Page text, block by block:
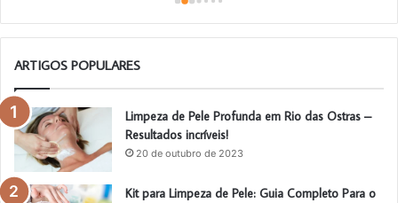
ARTIGOS POPULARES
Limpeza de Pele Profunda em Rio das Ostras –
Resultados incríveis!
20 de outubro de 2023
Kit para Limpeza de Pele: Guia Completo Para o